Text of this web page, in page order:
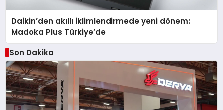
Daikin’den akıllı iklimlendirmede yeni dönem:
Madoka Plus Türkiye’de
Son Dakika